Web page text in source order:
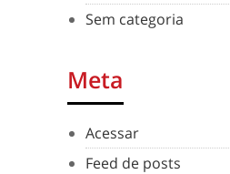
Sem categoria
Meta
Acessar
Feed de posts